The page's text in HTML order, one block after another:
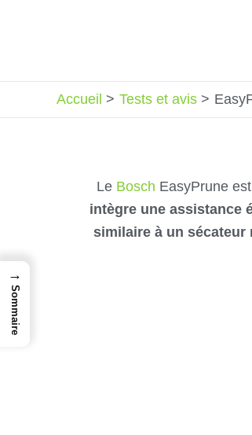
Accueil Tests et avis
Le Bosch EasyPrune
intègre une assistance
similaire à un sécateur
→
Sommaire